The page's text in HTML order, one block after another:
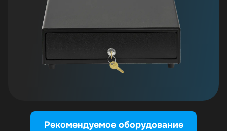
Рекомендуемое оборудование